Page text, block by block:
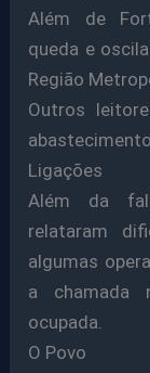
Além de
queda e
Região
Outros
Ligações
Além da
relataram
algumas
a chamada
ocupada.
O Povo